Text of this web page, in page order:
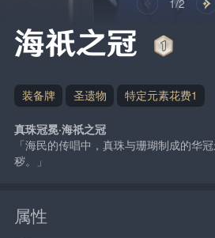
1/2
海祇之冠
装备牌 圣遗物 特定元素花费1
真珠冠冕·海祇之冠
「海民的传唱中，真珠与珊瑚制成的华
秽。」
属性